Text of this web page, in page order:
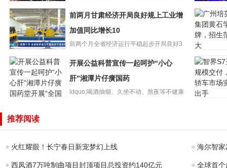
第三期“提升科普
创作能力与职业
规划交流会”举办
再听折子
肃省13个
选国家级
前两月甘肃经济
开局良好规上工
业增加值同比增
长10
前两月甘肃经济开局良好规上工业增
加值同比增长10
前两个月全省经济运行平稳起步开局良好3
广州培英
团黄石学
牌，招生
大
开展公益科普宣
传一起呵护“小心
药
开展公益科普宣传一起呵护“小心
肝”湘潭片仔癀国药
ldquo;喝酒抽烟、久坐不动、熬夜等不健康
推荐阅读
火红耀眼！长宁春日新宠梦幻上线 海尔智
西凤酒7万吨制曲项目封顶项目总投资约140亿元 全球首